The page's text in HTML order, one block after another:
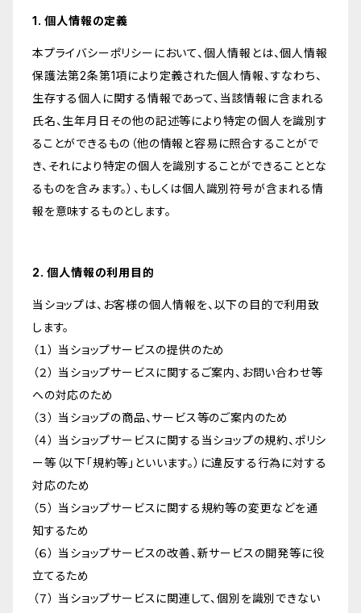
1. 個人情報の定義
本プライバシーポリシーにおいて、個人情報とは、個人情報
保護法第2条第1項により定義された個人情報、すなわち、
生存する個人に関する情報であって、当該情報に含まれる
氏名、生年月日その他の記述等により特定の個人を識別す
ることができるもの（他の情報と容易に照合することがで
き、それにより特定の個人を識別することができることとな
るものを含みます。）、もしくは個人識別符号が含まれる情
報を意味するものとします。
2. 個人情報の利用目的
当ショップは、お客様の個人情報を、以下の目的で利用致
します。
（１） 当ショップサービスの提供のため
（２） 当ショップサービスに関するご案内、お問い合わせ等
への対応のため
（３） 当ショップの商品、サービス等のご案内のため
（４） 当ショップサービスに関する当ショップの規約、ポリシ
ー等（以下「規約等」といいます。）に違反する行為に対する
対応のため
（５） 当ショップサービスに関する規約等の変更などを通
知するため
（６） 当ショップサービスの改善、新サービスの開発等に役
立てるため
（７） 当ショップサービスに関連して、個別を識別できない